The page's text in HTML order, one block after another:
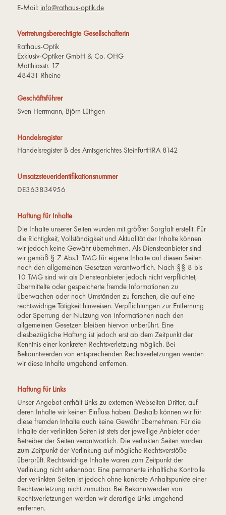
E-Mail: info@rathaus-optik.de
Vertretungsberechtigte Gesellschafterin
Rathaus-Optik
Exklusiv-Optiker GmbH & Co. OHG
Matthiasstr. 17
48431 Rheine
Geschäftsführer
Sven Herrmann, Björn Lüthgen
Handelsregister
Handelsregister B des Amtsgerichtes SteinfurtHRA 8142
Umsatzsteueridentifikationsnummer
DE363834956
Haftung für Inhalte
Die Inhalte unserer Seiten wurden mit größter Sorgfalt erstellt. Für
die Richtigkeit, Vollständigkeit und Aktualität der Inhalte können
wir jedoch keine Gewähr übernehmen. Als Diensteanbieter sind
wir gemäß § 7 Abs.1 TMG für eigene Inhalte auf diesen Seiten
nach den allgemeinen Gesetzen verantwortlich. Nach §§ 8 bis
10 TMG sind wir als Diensteanbieter jedoch nicht verpflichtet,
übermittelte oder gespeicherte fremde Informationen zu
überwachen oder nach Umständen zu forschen, die auf eine
rechtswidrige Tätigkeit hinweisen. Verpflichtungen zur Entfernung
oder Sperrung der Nutzung von Informationen nach den
allgemeinen Gesetzen bleiben hiervon unberührt. Eine
diesbezügliche Haftung ist jedoch erst ab dem Zeitpunkt der
Kenntnis einer konkreten Rechtsverletzung möglich. Bei
Bekanntwerden von entsprechenden Rechtsverletzungen werden
wir diese Inhalte umgehend entfernen.
Haftung für Links
Unser Angebot enthält Links zu externen Webseiten Dritter, auf
deren Inhalte wir keinen Einfluss haben. Deshalb können wir für
diese fremden Inhalte auch keine Gewähr übernehmen. Für die
Inhalte der verlinkten Seiten ist stets der jeweilige Anbieter oder
Betreiber der Seiten verantwortlich. Die verlinkten Seiten wurden
zum Zeitpunkt der Verlinkung auf mögliche Rechtsverstöße
überprüft. Rechtswidrige Inhalte waren zum Zeitpunkt der
Verlinkung nicht erkennbar. Eine permanente inhaltliche Kontrolle
der verlinkten Seiten ist jedoch ohne konkrete Anhaltspunkte einer
Rechtsverletzung nicht zumutbar. Bei Bekanntwerden von
Rechtsverletzungen werden wir derartige Links umgehend
entfernen.